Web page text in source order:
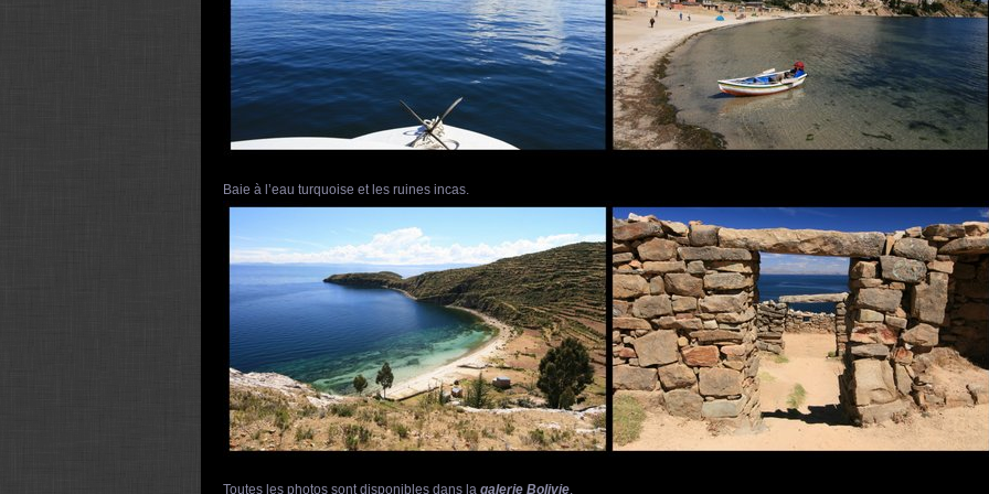
Baie à l’eau turquoise et les ruines incas.
Toutes les photos sont disponibles dans la galerie Bolivie.